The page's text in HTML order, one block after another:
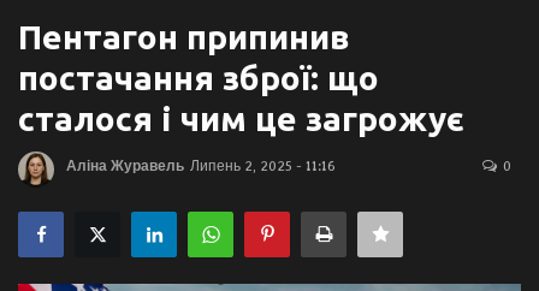
Головна
Контакти
Підтримати проєкт
Пентагон припинив
постачання зброї: що
сталося і чим це загрожує
Аліна Журавель Липень 2, 2025 - 11:16 0